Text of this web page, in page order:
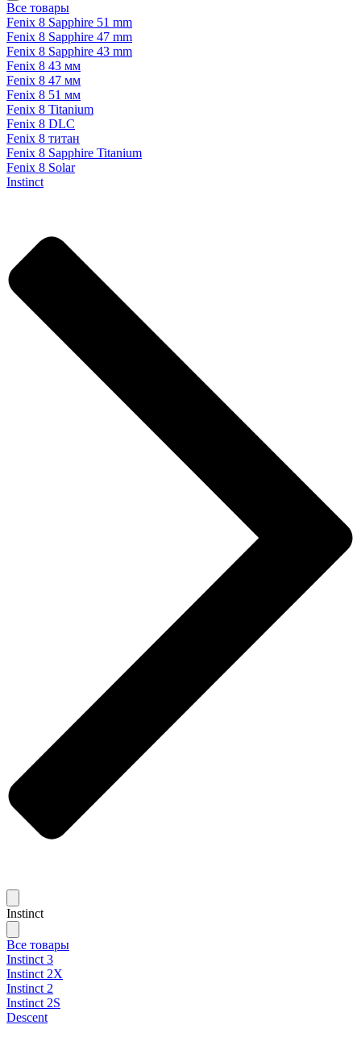
Все товары
Fenix 8 Sapphire 51 mm
Fenix 8 Sapphire 47 mm
Fenix 8 Sapphire 43 mm
Fenix 8 43 мм
Fenix 8 47 мм
Fenix 8 51 мм
Fenix 8 Titanium
Fenix 8 DLC
Fenix 8 титан
Fenix 8 Sapphire Titanium
Fenix 8 Solar
Instinct
Instinct
Все товары
Instinct 3
Instinct 2X
Instinct 2
Instinct 2S
Descent